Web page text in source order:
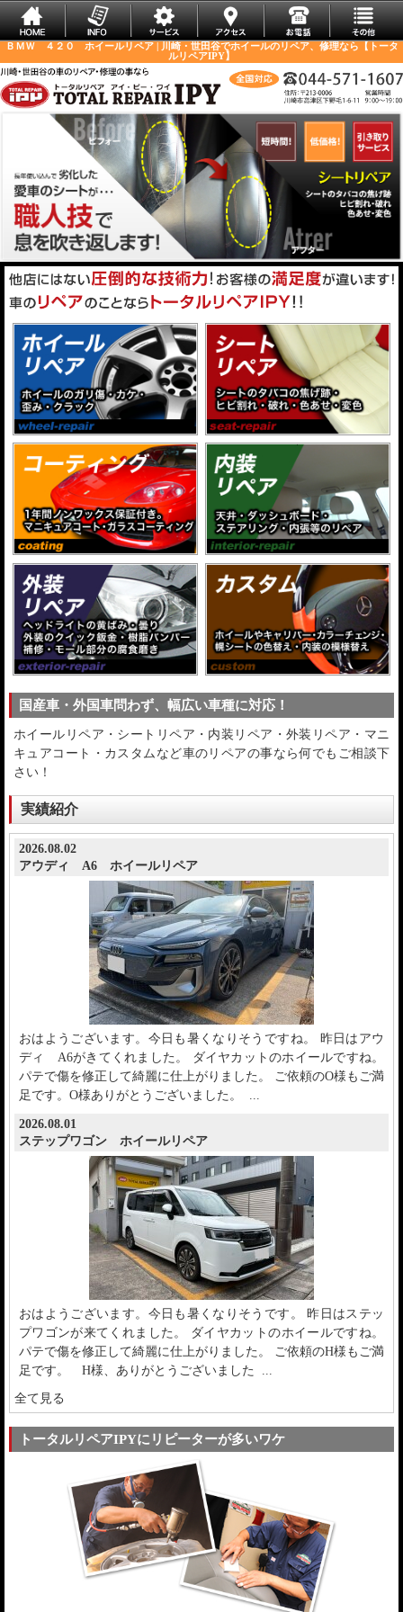
ＢＭＷ ４２０ ホイールリペア | 川崎・世田谷でホイールのリペア、修理なら【トータ
ルリペアIPY】
国産車・外国車問わず、幅広い車種に対応！
ホイールリペア・シートリペア・内装リペア・外装リペア・マニ
キュアコート・カスタムなど車のリペアの事なら何でもご相談下
さい！
実績紹介
2026.08.02
アウディ A6 ホイールリペア
おはようございます。今日も暑くなりそうですね。 昨日はアウ
ディ A6がきてくれました。 ダイヤカットのホイールですね。
パテで傷を修正して綺麗に仕上がりました。 ご依頼のO様もご満
足です。O様ありがとうございました。 ...
2026.08.01
ステップワゴン ホイールリペア
おはようございます。今日も暑くなりそうです。 昨日はステッ
プワゴンが来てくれました。 ダイヤカットのホイールですね。
パテで傷を修正して綺麗に仕上がりました。 ご依頼のH様もご満
足です。 H様、ありがとうございました ...
全て見る
トータルリペアIPYにリピーターが多いワケ